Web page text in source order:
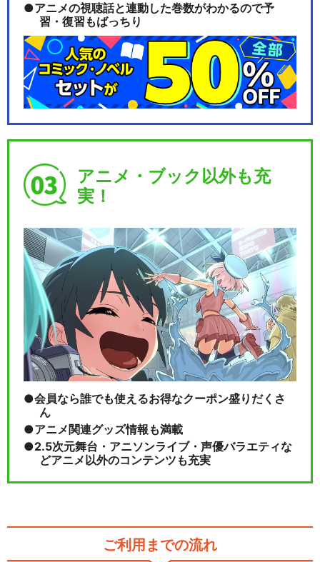
アニメの視聴話と連動した巻数がわかるので予
習・復習もばっちり
アニメ・ブック以外も充
実！
会員なら誰でも使えるお得なクーポン盛りだくさ
ん
アニメ関連グッズ情報も満載
2.5次元舞台・アニソンライブ・声優バラエティな
どアニメ以外のコンテンツも充実
ご利用までの流れ